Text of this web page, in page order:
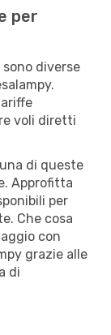
per
diverse
voli diretti
di queste
Approfitta
per
Che cosa
con
grazie alle
di